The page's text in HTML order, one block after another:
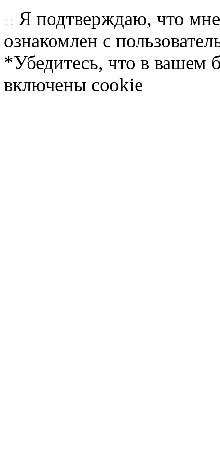
Я подтверждаю, что
ознакомлен с
*Убедитесь, что в вашем
включены cookie